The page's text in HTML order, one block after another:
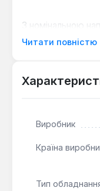
З номінальною
акумулятор LX
буферному
Компактні
інтеграцію в
Надійність та
Читати повністю
Виробник
Країна
Тип